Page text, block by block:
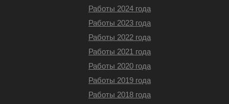
Работы 2024 года
Работы 2023 года
Работы 2022 года
Работы 2021 года
Работы 2020 года
Работы 2019 года
Работы 2018 года